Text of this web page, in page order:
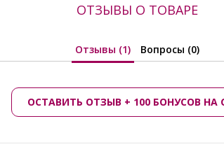
ОТЗЫВЫ О ТОВАРЕ
Отзывы (1) Вопросы (0)
ОСТАВИТЬ ОТЗЫВ + 100 БОНУСОВ НА